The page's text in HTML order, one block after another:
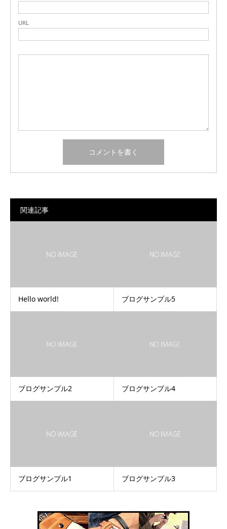
URL
関連記事
Hello world! ブログサンプル5
ブログサンプル2 ブログサンプル4
ブログサンプル1 ブログサンプル3